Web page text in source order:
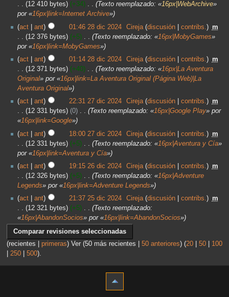
12 410 bytes
+34 Texto reemplazado: «16px|WebArchive»
por «16px|link=Internet Archive»
act
ant 01:46 28 dic 2024 Cireja discusión contribs.
m
12 376 bytes
+5 Texto reemplazado: «16px|MobyGames»
por «16px|link=MobyGames»
act
ant 01:14 28 dic 2024 Cireja discusión contribs.
m
12 371 bytes
+40 Texto reemplazado: «16px|La Aventura
Original» por «16px|link=La Aventura Original (Página Web)|La
Aventura Original»
act
ant 22:31 27 dic 2024 Cireja discusión contribs.
m
12 331 bytes
0 Texto reemplazado: «16px|Google Play» por
«16px|link=Google»
act
ant 18:00 27 dic 2024 Cireja discusión contribs.
m
12 331 bytes
+5 Texto reemplazado: «16px|Aventura y Cía»
por «16px|link=Aventura y Cía»
act
ant 19:15 26 dic 2024 Cireja discusión contribs.
m
12 326 bytes
+5 Texto reemplazado: «16px|Adventure
Legends» por «16px|link=Adventure Legends»
act
ant 21:37 25 dic 2024 Cireja discusión contribs.
m
12 321 bytes
+5
Texto reemplazado:
«16px|AbandonSocios» por «16px|link=AbandonSocios»
(recientes | primeras) Ver (50 más recientes | 50 anteriores) (20| 50| 100
250| 500).